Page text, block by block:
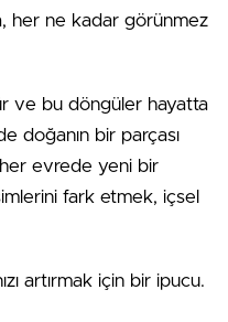
her ne kadar görünmez
ve bu döngüler hayatta
doğanın bir parçası
her evrede yeni bir
fark etmek, içsel
artırmak için bir ipucu.